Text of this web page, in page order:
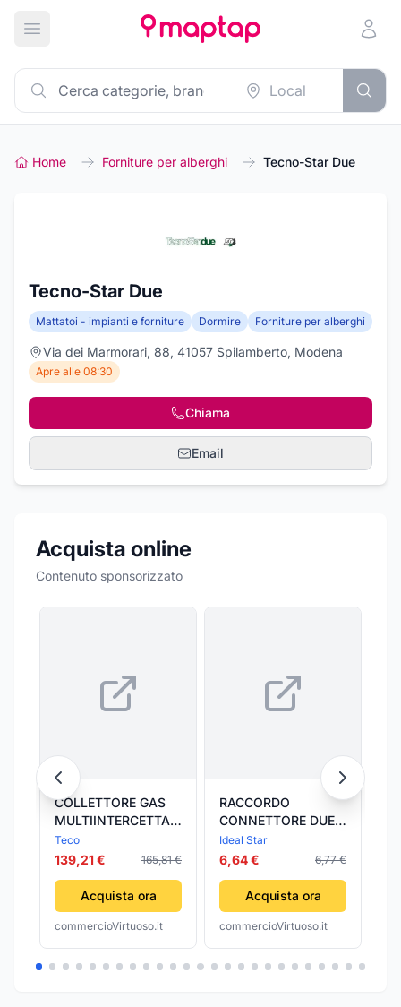
Apri menu principale
Home Forniture per alberghi Tecno-Star Due
Tecno-Star Due
Mattatoi - impianti e forniture Dormire Forniture per alberghi
Via dei Marmorari, 88, 41057 Spilamberto, Modena
Apre alle 08:30
Chiama
Email
Acquista online
Contenuto sponsorizzato
COLLETTORE GAS
MULTIINTERCETTAZIONE
DUE VIE H 2.2 TECO
13/4 TECO
Teco
139,21 € 165,81 €
Acquista ora
commercioVirtuoso.it
RACCORDO
CONNETTORE DUE
INNESTI IDEAL STAR
- IDEAL STAR
Ideal Star
6,64 € 6,77 €
Acquista ora
commercioVirtuoso.it